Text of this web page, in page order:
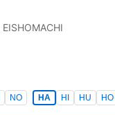
EISHOMACHI
NO HA HI HU HO